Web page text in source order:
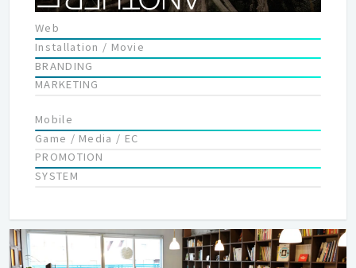
Web
Installation / Movie
BRANDING
MARKETING
Mobile
Game / Media / EC
PROMOTION
SYSTEM